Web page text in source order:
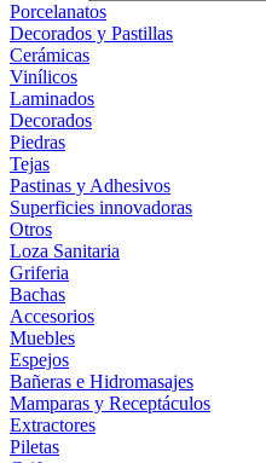
Porcelanatos
Decorados y Pastillas
Cerámicas
Vinílicos
Laminados
Decorados
Piedras
Tejas
Pastinas y Adhesivos
Superficies innovadoras
Otros
Loza Sanitaria
Griferia
Bachas
Accesorios
Muebles
Espejos
Bañeras e Hidromasajes
Mamparas y Receptáculos
Extractores
Piletas